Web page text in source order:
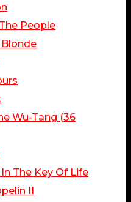
People
Wu-Tang (36
The Key Of Life
II